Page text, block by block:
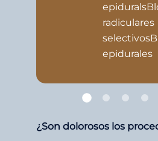
radiculares
epidurales
¿Son dolorosos los